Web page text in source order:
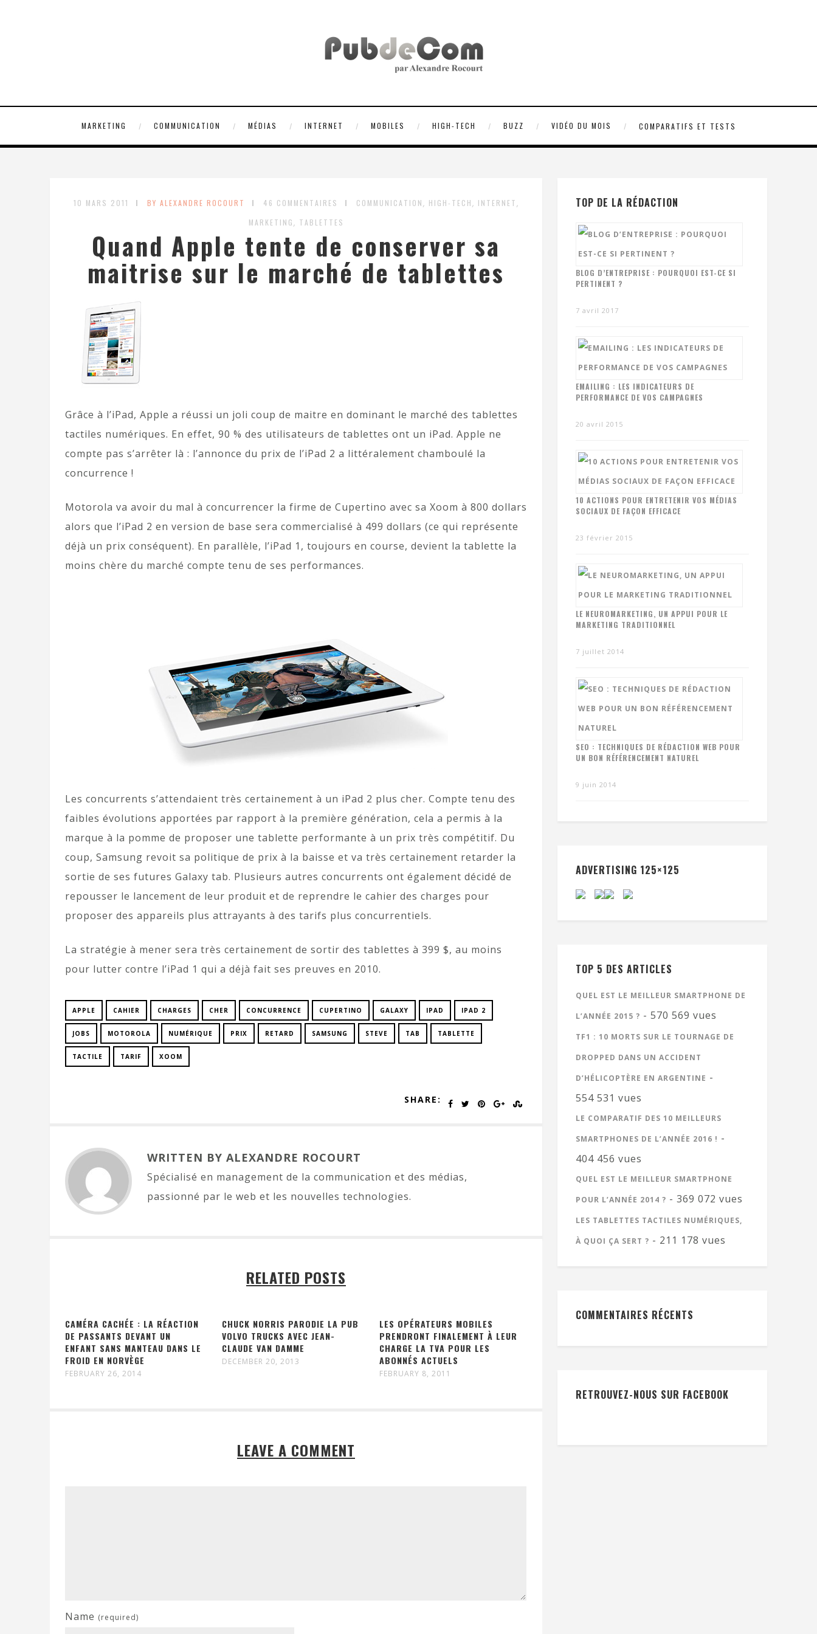
MARKETING COMMUNICATION MÉDIAS INTERNET MOBILES HIGH-TECH BUZZ VIDÉO DU MOIS COMPARATIFS ET TESTS
10 MARS 2011 BY ALEXANDRE ROCOURT 46 COMMENTAIRES COMMUNICATION, HIGH-TECH, INTERNET,
MARKETING, TABLETTES
Quand Apple tente de conserver sa
maitrise sur le marché de tablettes
Grâce à l’iPad, Apple a réussi un joli coup de maitre en dominant le marché des tablettes
tactiles numériques. En effet, 90 % des utilisateurs de tablettes ont un iPad. Apple ne
compte pas s’arrêter là : l’annonce du prix de l’iPad 2 a littéralement chamboulé la
concurrence !
Motorola va avoir du mal à concurrencer la firme de Cupertino avec sa Xoom à 800 dollars
alors que l’iPad 2 en version de base sera commercialisé à 499 dollars (ce qui représente
déjà un prix conséquent). En parallèle, l’iPad 1, toujours en course, devient la tablette la
moins chère du marché compte tenu de ses performances.
Les concurrents s’attendaient très certainement à un iPad 2 plus cher. Compte tenu des
faibles évolutions apportées par rapport à la première génération, cela a permis à la
marque à la pomme de proposer une tablette performante à un prix très compétitif. Du
coup, Samsung revoit sa politique de prix à la baisse et va très certainement retarder la
sortie de ses futures Galaxy tab. Plusieurs autres concurrents ont également décidé de
repousser le lancement de leur produit et de reprendre le cahier des charges pour
proposer des appareils plus attrayants à des tarifs plus concurrentiels.
La stratégie à mener sera très certainement de sortir des tablettes à 399 $, au moins
pour lutter contre l’iPad 1 qui a déjà fait ses preuves en 2010.
APPLE CAHIER CHARGES CHER CONCURRENCE CUPERTINO GALAXY IPAD IPAD 2
JOBS MOTOROLA NUMÉRIQUE PRIX RETARD SAMSUNG STEVE TAB TABLETTE
TACTILE TARIF XOOM
SHARE:
WRITTEN BY ALEXANDRE ROCOURT
Spécialisé en management de la communication et des médias,
passionné par le web et les nouvelles technologies.
RELATED POSTS
CAMÉRA CACHÉE : LA RÉACTION
DE PASSANTS DEVANT UN
ENFANT SANS MANTEAU DANS LE
FROID EN NORVÈGE
FEBRUARY 26, 2014
CHUCK NORRIS PARODIE LA PUB
VOLVO TRUCKS AVEC JEAN-
CLAUDE VAN DAMME
DECEMBER 20, 2013
LES OPÉRATEURS MOBILES
PRENDRONT FINALEMENT À LEUR
CHARGE LA TVA POUR LES
ABONNÉS ACTUELS
FEBRUARY 8, 2011
LEAVE A COMMENT
Name (required)
TOP DE LA RÉDACTION
BLOG D’ENTREPRISE : POURQUOI EST-CE SI
PERTINENT ?
7 avril 2017
EMAILING : LES INDICATEURS DE
PERFORMANCE DE VOS CAMPAGNES
20 avril 2015
10 ACTIONS POUR ENTRETENIR VOS MÉDIAS
SOCIAUX DE FAÇON EFFICACE
23 février 2015
LE NEUROMARKETING, UN APPUI POUR LE
MARKETING TRADITIONNEL
7 juillet 2014
SEO : TECHNIQUES DE RÉDACTION WEB POUR
UN BON RÉFÉRENCEMENT NATUREL
9 juin 2014
ADVERTISING 125×125
TOP 5 DES ARTICLES
QUEL EST LE MEILLEUR SMARTPHONE DE
L’ANNÉE 2015 ? - 570 569 vues
TF1 : 10 MORTS SUR LE TOURNAGE DE
DROPPED DANS UN ACCIDENT
D’HÉLICOPTÈRE EN ARGENTINE -
554 531 vues
LE COMPARATIF DES 10 MEILLEURS
SMARTPHONES DE L’ANNÉE 2016 ! -
404 456 vues
QUEL EST LE MEILLEUR SMARTPHONE
POUR L’ANNÉE 2014 ? - 369 072 vues
LES TABLETTES TACTILES NUMÉRIQUES,
À QUOI ÇA SERT ? - 211 178 vues
COMMENTAIRES RÉCENTS
RETROUVEZ-NOUS SUR FACEBOOK